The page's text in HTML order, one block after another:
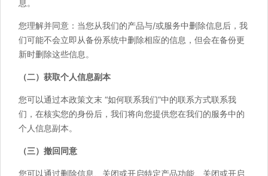
息。
您理解并同意：当您从我们的产品与/或服务中删除信息后，我
们可能不会立即从备份系统中删除相应的信息，但会在备份更
新时删除这些信息。
（二）获取个人信息副本
您可以通过本政策文末 “如何联系我们”中的联系方式联系我
们，在核实您的身份后，我们将向您提供您在我们的服务中的
个人信息副本。
（三）撤回同意
您可以通过删除信息、关闭或开启特定产品功能、关闭或开启